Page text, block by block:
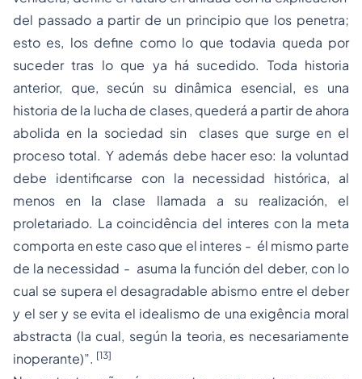
del passado a partir de un principio que los penetra;
esto es, los define como lo que todavia queda por
suceder tras lo que ya há sucedido. Toda historia
anterior, que, secún su dinâmica esencial, es una
historia de la lucha de clases, quederá a partir de ahora
abolida en la sociedad sin clases que surge en el
proceso total. Y además debe hacer eso: la voluntad
debe identificarse con la necessidad histórica, al
menos en la clase llamada a su realización, el
proletariado. La coincidência del interes con la meta
comporta en este caso que el interes - él mismo parte
de la necessidad - asuma la función del deber, con lo
cual se supera el desagradable abismo entre el deber
y el ser y se evita el idealismo de una exigência moral
abstracta (la cual, según la teoria, es necesariamente
inoperante)”. [13]